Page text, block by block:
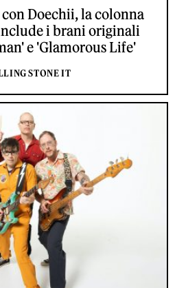
Doechii, la colonna
i brani originali
e 'Glamorous Life'
STONE IT